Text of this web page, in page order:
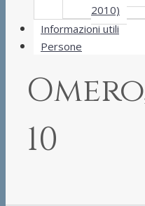
2010)
Informazioni utili
Persone
10